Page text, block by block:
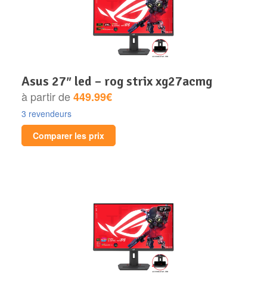
asus 27″ led – rog strix xg27acmg
à partir de449.99€
3 revendeurs
Comparer les prix